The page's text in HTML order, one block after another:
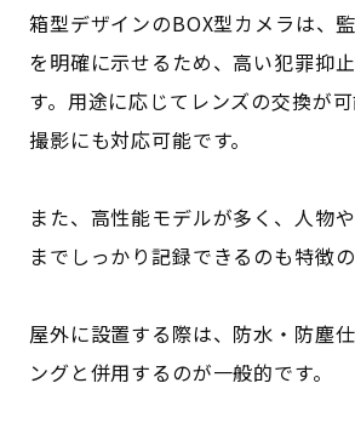
箱型デザインのBOX型カメラは、
を明確に示せるため、高い犯罪抑
す。用途に応じてレンズの交換が
撮影にも対応可能です。
また、高性能モデルが多く、人物
までしっかり記録できるのも特徴の
屋外に設置する際は、防水・防塵
ングと併用するのが一般的です。